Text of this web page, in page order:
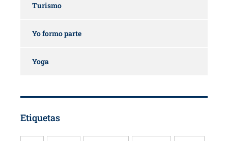
Turismo
Yo formo parte
Yoga
Etiquetas